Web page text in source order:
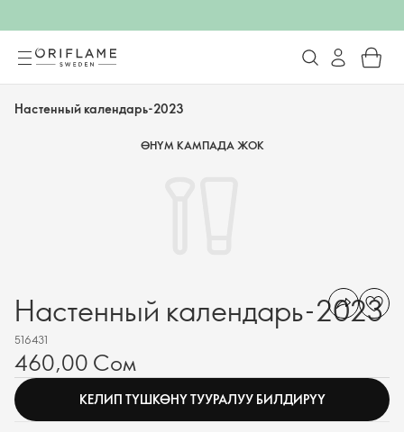
Настенный календарь-2023
ӨНҮМ КАМПАДА ЖОК
Настенный календарь-2023
516431
460,00 Сом
КЕЛИП ТҮШКӨНҮ ТУУРАЛУУ БИЛДИРҮҮ